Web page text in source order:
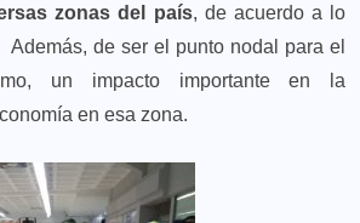
zonas del país, de acuerdo a lo
de ser el punto nodal para el
un impacto importante en la
en esa zona.